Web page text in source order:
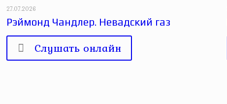
27.07.2026
Рэймонд Чандлер. Невадский газ
Слушать онлайн